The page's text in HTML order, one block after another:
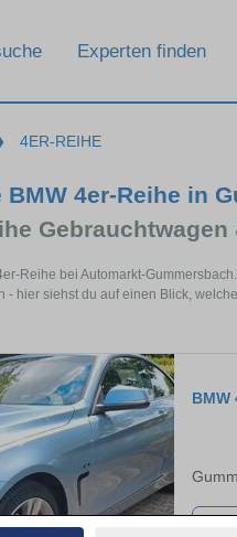
Experten finden
4ER-REIHE
BMW 4er-Reihe in
Reihe bei Automarkt-
- hier siehst du auf einen Blick,
BMW